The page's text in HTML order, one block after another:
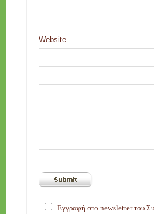
Website
Εγγραφή στο newsletter του